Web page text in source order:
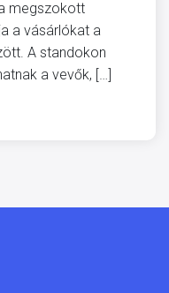
megszokott
a vásárlókat a
A standokon
a vevők, […]